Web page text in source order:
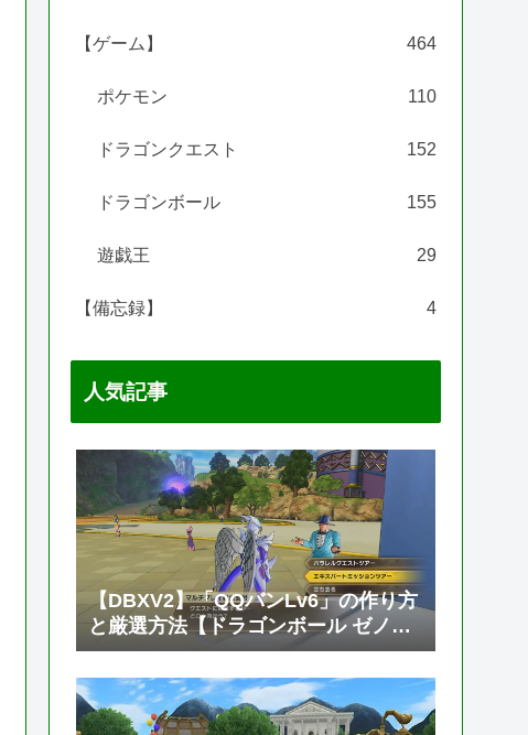
【ゲーム】 464
ポケモン 110
ドラゴンクエスト 152
ドラゴンボール 155
遊戯王 29
【備忘録】 4
人気記事
【DBXV2】「QQバンLv6」の作り方
と厳選方法【ドラゴンボール ゼノバ
ース2】